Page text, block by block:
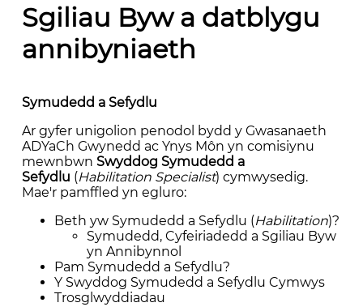
Sgiliau Byw a datblygu
annibyniaeth
Symudedd a Sefydlu
Ar gyfer unigolion penodol bydd y Gwasanaeth
ADYaCh Gwynedd ac Ynys Môn yn comisiynu
mewnbwnSwyddog Symudedd a
Sefydlu (Habilitation Specialist) cymwysedig.
Mae'r pamffled yn egluro:
Beth yw Symudedd a Sefydlu (Habilitation)?
Symudedd, Cyfeiriadedd a Sgiliau Byw
yn Annibynnol
Pam Symudedd a Sefydlu?
Y Swyddog Symudedd a Sefydlu Cymwys
Trosglwyddiadau